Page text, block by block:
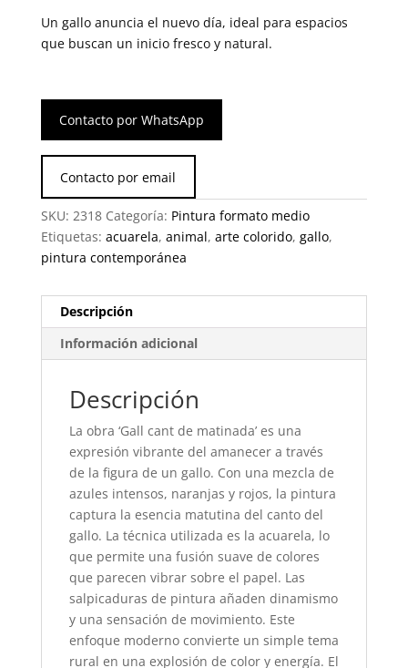
Un gallo anuncia el nuevo día, ideal para espacios
que buscan un inicio fresco y natural.
Contacto por WhatsApp
Contacto por email
SKU: 2318 Categoría: Pintura formato medio
Etiquetas: acuarela, animal, arte colorido, gallo,
pintura contemporánea
Descripción
Información adicional
Descripción
La obra ‘Gall cant de matinada’ es una
expresión vibrante del amanecer a través
de la figura de un gallo. Con una mezcla de
azules intensos, naranjas y rojos, la pintura
captura la esencia matutina del canto del
gallo. La técnica utilizada es la acuarela, lo
que permite una fusión suave de colores
que parecen vibrar sobre el papel. Las
salpicaduras de pintura añaden dinamismo
y una sensación de movimiento. Este
enfoque moderno convierte un simple tema
rural en una explosión de color y energía. El